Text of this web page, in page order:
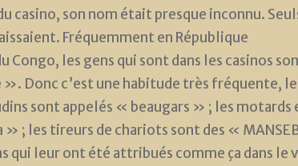
casino, son nom était presque inconnu.
Fréquemment en République
Congo, les gens qui sont dans les casinos
Donc c’est une habitude très fréquente,
sont appelés « beaugars » ; les motards
» ; les tireurs de chariots sont des «
qui leur ont été attribués comme ça dans le